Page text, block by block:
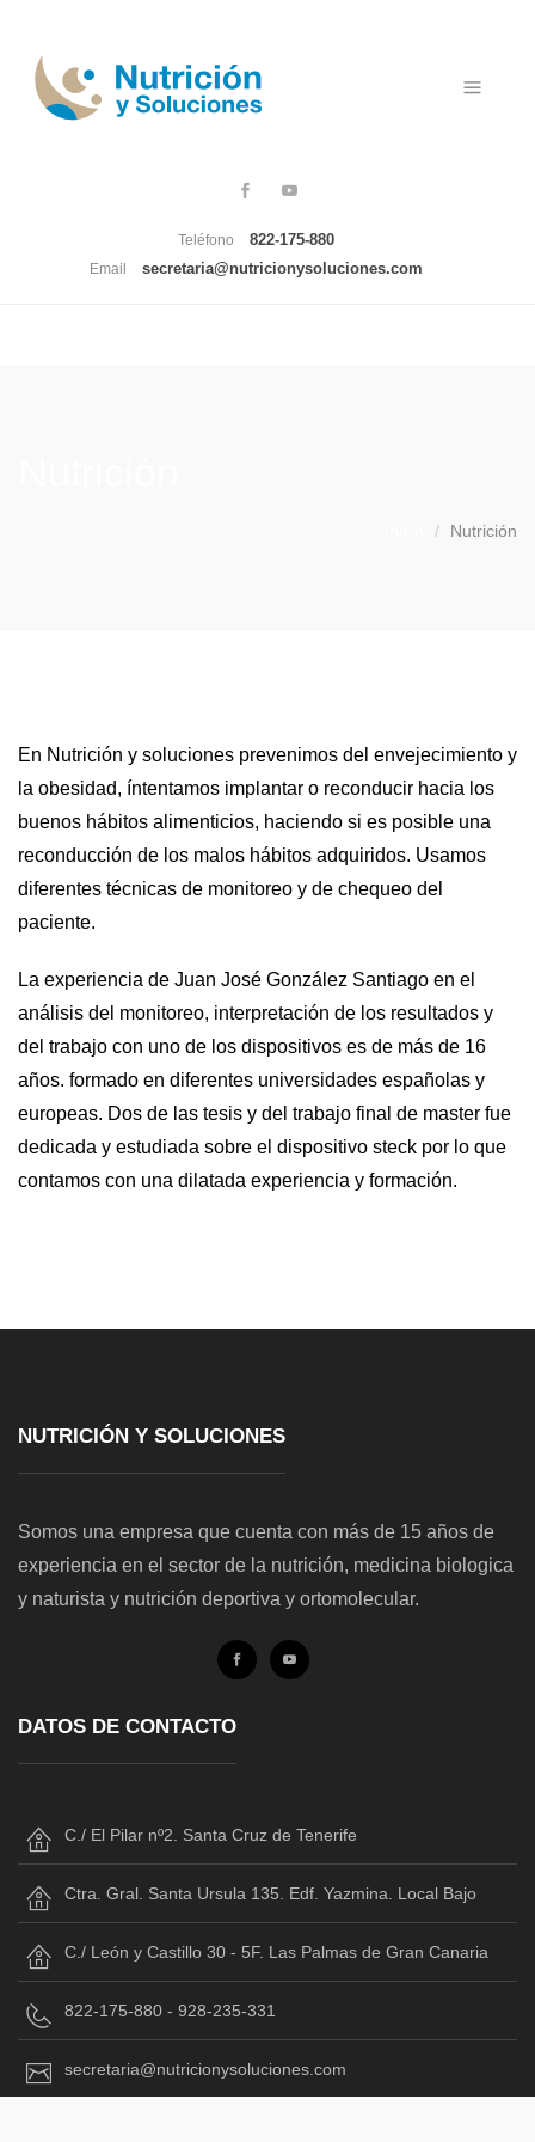
Menú
Teléfono 822-175-880
Email secretaria@nutricionysoluciones.com
Nutrición
En Nutrición y soluciones prevenimos del envejecimiento y
la obesidad, íntentamos implantar o reconducir hacia los
buenos hábitos alimenticios, haciendo si es posible una
reconducción de los malos hábitos adquiridos. Usamos
diferentes técnicas de monitoreo y de chequeo del
paciente.
La experiencia de Juan José González Santiago en el
análisis del monitoreo, interpretación de los resultados y
del trabajo con uno de los dispositivos es de más de 16
años. formado en diferentes universidades españolas y
europeas. Dos de las tesis y del trabajo final de master fue
dedicada y estudiada sobre el dispositivo steck por lo que
contamos con una dilatada experiencia y formación.
NUTRICIÓN Y SOLUCIONES
Somos una empresa que cuenta con más de 15 años de
experiencia en el sector de la nutrición, medicina biologica
y naturista y nutrición deportiva y ortomolecular.
DATOS DE CONTACTO
C./ El Pilar nº2. Santa Cruz de Tenerife
Ctra. Gral. Santa Ursula 135. Edf. Yazmina. Local Bajo
C./ León y Castillo 30 - 5F. Las Palmas de Gran Canaria
822-175-880 - 928-235-331
secretaria@nutricionysoluciones.com